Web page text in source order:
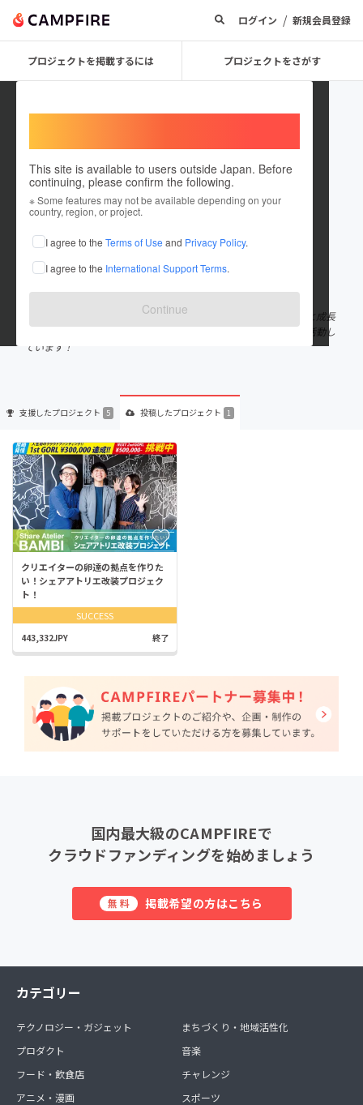
ログイン / 新規会員登録
プロジェクトを掲載するには プロジェクトをさがす
This site is available to users outside Japan. Before
continuing, please confirm the following.
※ Some features may not be available depending on your
country, region, or project.
I agree to the Terms of Use and Privacy Policy.
I agree to the International Support Terms.
Continue
mochograph
これまでに5回支援して1件のプロジェクトを投稿しています
在住国：日本 現在地：大阪府
出身国：日本 出身地：奈良県
mochograph代表のmochoです。「愛し愛されるために日々挑戦と成長
を繰り返す」という言葉をもっとーに、フォトグラファーとして活動し
ています！
支援したプロジェクト 5 投稿したプロジェクト 1
クリエイターの卵達の拠点を作りた
い！シェアアトリエ改装プロジェク
ト！
SUCCESS
443,332JPY 終了
国内最大級のCAMPFIREで
クラウドファンディングを始めましょう
無料 掲載希望の方はこちら
カテゴリー
テクノロジー・ガジェット
プロダクト
フード・飲食店
アニメ・漫画
まちづくり・地域活性化
音楽
チャレンジ
スポーツ